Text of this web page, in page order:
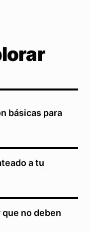
básicas para
a tu
no deben